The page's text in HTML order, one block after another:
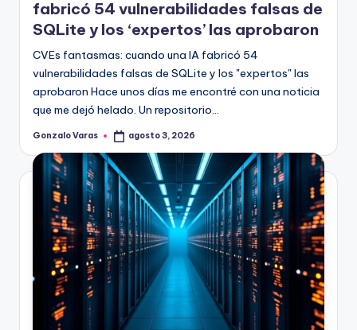
fabricó 54 vulnerabilidades falsas de
SQLite y los ‘expertos’ las aprobaron
CVEs fantasmas: cuando una IA fabricó 54
vulnerabilidades falsas de SQLite y los "expertos" las
aprobaron Hace unos días me encontré con una noticia
que me dejó helado. Un repositorio…
Publicado
Gonzalo Varas agosto 3, 2026